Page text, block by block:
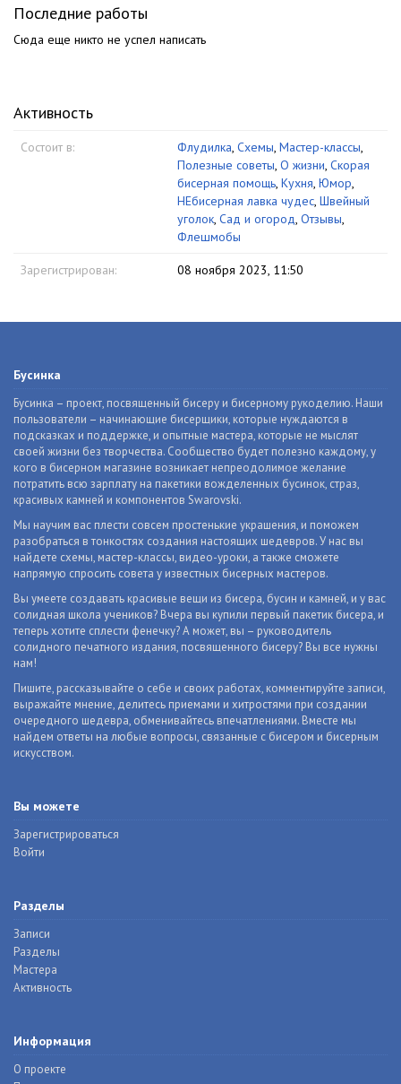
Последние работы
Сюда еще никто не успел написать
Активность
Состоит в: Флудилка, Схемы, Мастер-классы,
Полезные советы, О жизни, Скорая
бисерная помощь, Кухня, Юмор,
НЕбисерная лавка чудес, Швейный
уголок, Сад и огород, Отзывы,
Флешмобы
Зарегистрирован: 08 ноября 2023, 11:50
Бусинка
Бусинка – проект, посвященный бисеру и бисерному рукоделию. Наши
пользователи – начинающие бисерщики, которые нуждаются в
подсказках и поддержке, и опытные мастера, которые не мыслят
своей жизни без творчества. Сообщество будет полезно каждому, у
кого в бисерном магазине возникает непреодолимое желание
потратить всю зарплату на пакетики вожделенных бусинок, страз,
красивых камней и компонентов Swarovski.
Мы научим вас плести совсем простенькие украшения, и поможем
разобраться в тонкостях создания настоящих шедевров. У нас вы
найдете схемы, мастер-классы, видео-уроки, а также сможете
напрямую спросить совета у известных бисерных мастеров.
Вы умеете создавать красивые вещи из бисера, бусин и камней, и у вас
солидная школа учеников? Вчера вы купили первый пакетик бисера, и
теперь хотите сплести фенечку? А может, вы – руководитель
солидного печатного издания, посвященного бисеру? Вы все нужны
нам!
Пишите, рассказывайте о себе и своих работах, комментируйте записи,
выражайте мнение, делитесь приемами и хитростями при создании
очередного шедевра, обменивайтесь впечатлениями. Вместе мы
найдем ответы на любые вопросы, связанные с бисером и бисерным
искусством.
Вы можете
Зарегистрироваться
Войти
Разделы
Записи
Разделы
Мастера
Активность
Информация
О проекте